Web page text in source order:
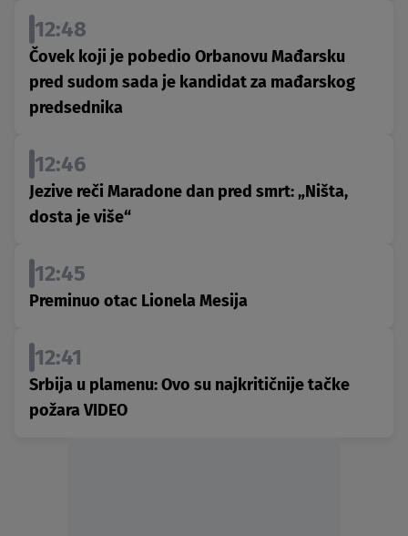
12:48
Čovek koji je pobedio Orbanovu Mađarsku
pred sudom sada je kandidat za mađarskog
predsednika
12:46
Jezive reči Maradone dan pred smrt: „Ništa,
dosta je više“
12:45
Preminuo otac Lionela Mesija
12:41
Srbija u plamenu: Ovo su najkritičnije tačke
požara VIDEO